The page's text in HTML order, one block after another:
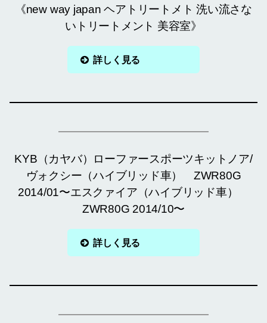
《new way japan ヘアトリートメト 洗い流さな
いトリートメント 美容室》
詳しく見る
KYB（カヤバ）ローファースポーツキットノア/
ヴォクシー（ハイブリッド車） ZWR80G
2014/01〜エスクァイア（ハイブリッド車）
ZWR80G 2014/10〜
詳しく見る